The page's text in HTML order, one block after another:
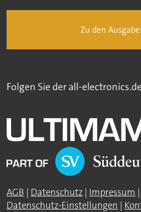
Zu den
Folgen Sie der all-
AGB | Datenschutz | Impressum |
Datenschutz-Einstellungen |